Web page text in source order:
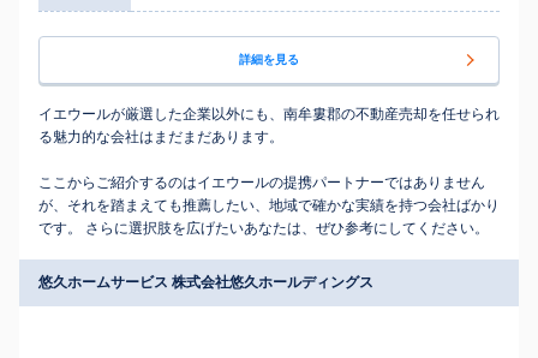
詳細を見る
イエウールが厳選した企業以外にも、南牟婁郡の不動産売却を任せられ
る魅力的な会社はまだまだあります。
ここからご紹介するのはイエウールの提携パートナーではありません
が、それを踏まえても推薦したい、地域で確かな実績を持つ会社ばかり
です。 さらに選択肢を広げたいあなたは、ぜひ参考にしてください。
悠久ホームサービス 株式会社悠久ホールディングス